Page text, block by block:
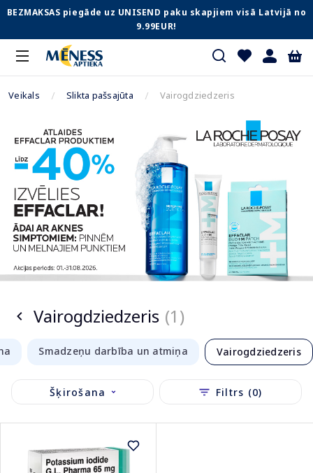
BEZMAKSAS piegāde uz UNISEND paku skapjiem visā Latvijā no
9.99EUR!
Veikals Slikta pašsajūta Vairogdziedzeris
Vairogdziedzeris (1)
Smadzeņu darbība un atmiņa Vairogdziedzeris
Šķirošana Filtrs (0)